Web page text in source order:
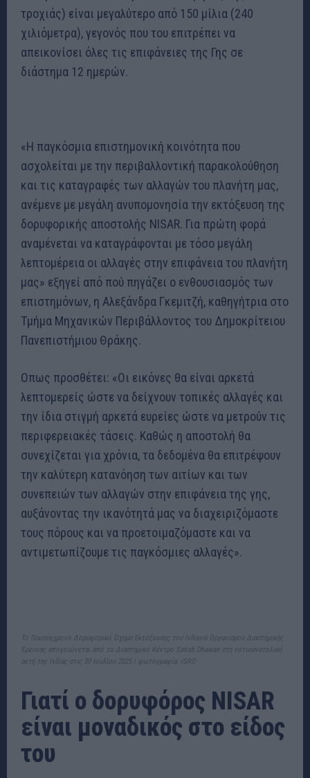
τροχιάς) είναι μεγαλύτερο από 150 μίλια (240
χιλιόμετρα), γεγονός που του επιτρέπει να
απεικονίσει όλες τις επιφάνειες της Γης σε
διάστημα 12 ημερών.
«Η παγκόσμια επιστημονική κοινότητα που
ασχολείται με την περιβαλλοντική παρακολούθηση
και τις καταγραφές των αλλαγών του πλανήτη μας,
ανέμενε με μεγάλη ανυπομονησία την εκτόξευση της
δορυφορικής αποστολής NISAR. Για πρώτη φορά
αναμένεται να καταγράφονται με τόσο μεγάλη
λεπτομέρεια οι αλλαγές στην επιφάνεια του πλανήτη
μας» εξηγεί από πού πηγάζει ο ενθουσιασμός των
επιστημόνων, η Αλεξάνδρα Γκεμιτζή, καθηγήτρια στο
Τμήμα Μηχανικών Περιβάλλοντος του Δημοκρίτειου
Πανεπιστήμιου Θράκης.
Οπως προσθέτει: «Οι εικόνες θα είναι αρκετά
λεπτομερείς ώστε να δείχνουν τοπικές αλλαγές και
την ίδια στιγμή αρκετά ευρείες ώστε να μετρούν τις
περιφερειακές τάσεις. Καθώς η αποστολή θα
συνεχίζεται για χρόνια, τα δεδομένα θα επιτρέψουν
την καλύτερη κατανόηση των αιτίων και των
συνεπειών των αλλαγών στην επιφάνεια της γης,
αυξάνοντας την ικανότητά μας να διαχειριζόμαστε
τους πόρους και να προετοιμαζόμαστε και να
αντιμετωπίζουμε τις παγκόσμιες αλλαγές».
Το Γεωσύγχρονο Δορυφορικό Όχημα Εκτόξευσης του Ινδικού Οργανισμού Διαστημικής
Έρευνας απογειώνεται από το Διαστημικό Κέντρο Satish Dhawan στη νοτιοανατολική
ακτή της Ινδίας στις 30 Ιουλίου 2025 | φωτόγραφία: ISRO
Γιατί o δορυφόρος NISAR
είναι μοναδικός στο είδος
του